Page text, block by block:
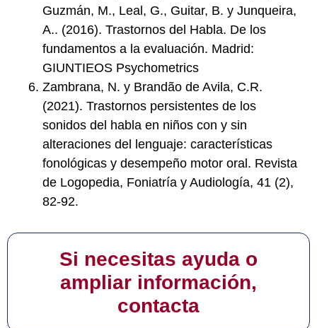
Guzmán, M., Leal, G., Guitar, B. y Junqueira,
A.. (2016). Trastornos del Habla. De los
fundamentos a la evaluación. Madrid:
GIUNTIEOS Psychometrics
Zambrana, N. y Brandão de Avila, C.R.
(2021). Trastornos persistentes de los
sonidos del habla en niños con y sin
alteraciones del lenguaje: características
fonológicas y desempeño motor oral. Revista
de Logopedia, Foniatría y Audiología, 41 (2),
82-92.
Si necesitas ayuda o
ampliar información,
contacta